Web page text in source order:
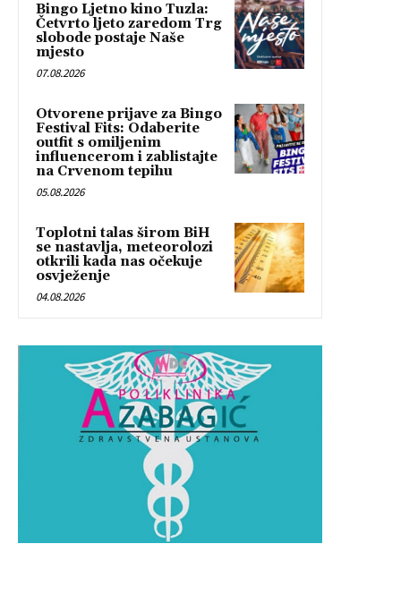
Bingo Ljetno kino Tuzla:
Četvrto ljeto zaredom Trg
slobode postaje Naše
mjesto
07.08.2026
Otvorene prijave za Bingo
Festival Fits: Odaberite
outfit s omiljenim
influencerom i zablistajte
na Crvenom tepihu
05.08.2026
Toplotni talas širom BiH
se nastavlja, meteorolozi
otkrili kada nas očekuje
osvježenje
04.08.2026